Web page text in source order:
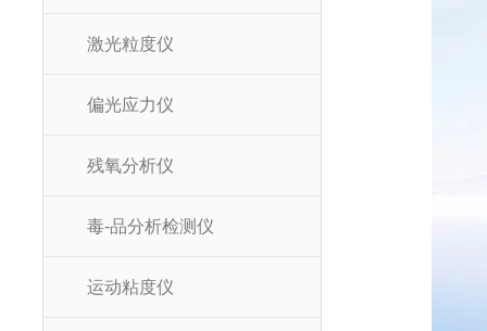
激光粒度仪
偏光应力仪
残氧分析仪
毒-品分析检测仪
运动粘度仪